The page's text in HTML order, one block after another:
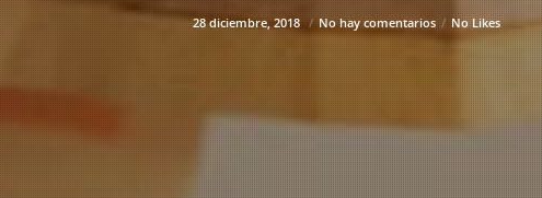
28 diciembre, 2018 No hay comentarios No Likes